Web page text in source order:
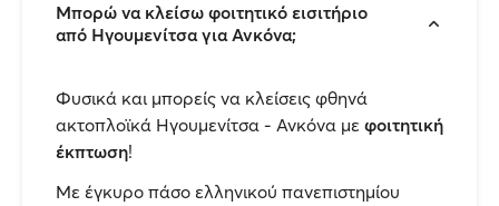
Μπορώ να κλείσω φοιτητικό εισιτήριο
από Ηγουμενίτσα για Ανκόνα;
Φυσικά και μπορείς να κλείσεις φθηνά
ακτοπλοϊκά Ηγουμενίτσα - Ανκόνα με φοιτητική
έκπτωση!
Με έγκυρο πάσο ελληνικού πανεπιστημίου